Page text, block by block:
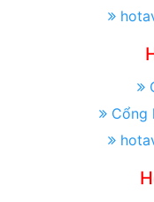
Cổng